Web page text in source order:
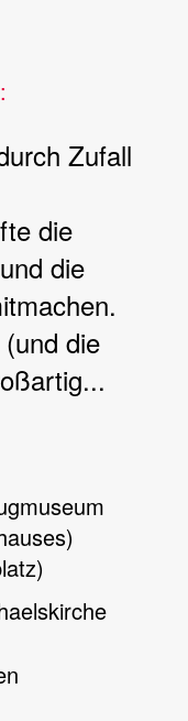
Zufall
die
die
die